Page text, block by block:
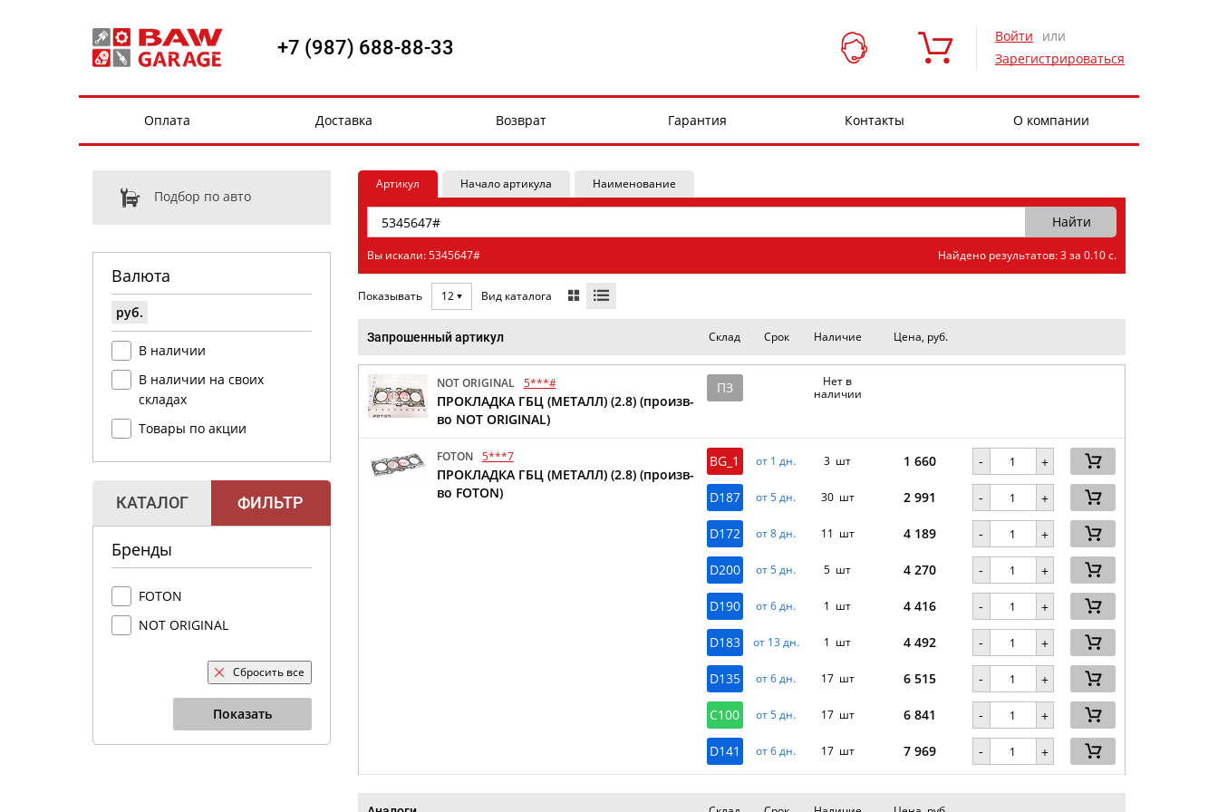
+7 (987) 688-88-33 Войти
или
Зарегистрироваться
Оплата Доставка Возврат Гарантия Контакты О компании
Подбор по авто
Валюта
руб.
В наличии
В наличии на своих
складах
Товары по акции
КАТАЛОГ ФИЛЬТР
Бренды
FOTON
NOT ORIGINAL
Сбросить все
Показать
Артикул Начало артикула Наименование
Вы искали: 5345647# Найдено результатов: 3 за 0.10 с.
Показывать 12 Вид каталога
Запрошенный артикул Склад Срок Наличие Цена, руб.
NOT ORIGINAL 5***#
ПРОКЛАДКА ГБЦ (МЕТАЛЛ) (2.8) (произв-
во NOT ORIGINAL)
ПЗ
Нет в
наличии
FOTON 5***7
ПРОКЛАДКА ГБЦ (МЕТАЛЛ) (2.8) (произв-
во FOTON)
BG_1 от 1 дн. 3 шт 1 660 - +
D187 от 5 дн. 30 шт 2 991 - +
D172 от 8 дн. 11 шт 4 189 - +
D200 от 5 дн. 5 шт 4 270 - +
D190 от 6 дн. 1 шт 4 416 - +
D183 от 13 дн. 1 шт 4 492 - +
D135 от 6 дн. 17 шт 6 515 - +
C100 от 5 дн. 17 шт 6 841 - +
D141 от 6 дн. 17 шт 7 969 - +